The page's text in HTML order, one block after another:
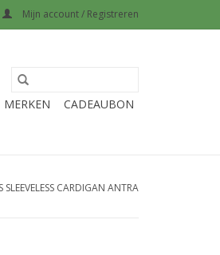
Mijn account / Registreren
MERKEN CADEAUBON
SLEEVELESS CARDIGAN ANTRA